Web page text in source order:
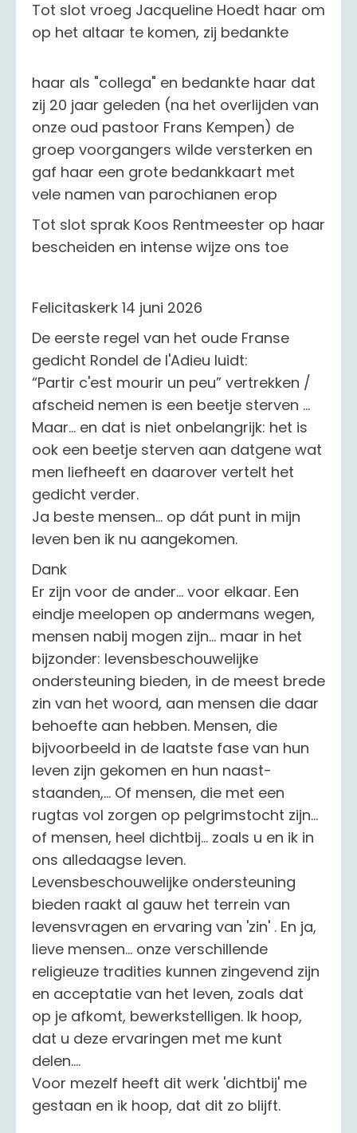
Tot slot vroeg Jacqueline Hoedt haar om
op het altaar te komen, zij bedankte
haar als "collega" en bedankte haar dat
zij 20 jaar geleden (na het overlijden van
onze oud pastoor Frans Kempen) de
groep voorgangers wilde versterken en
gaf haar een grote bedankkaart met
vele namen van parochianen erop
Tot slot sprak Koos Rentmeester op haar
bescheiden en intense wijze ons toe
Felicitaskerk 14 juni 2026
De eerste regel van het oude Franse
gedicht Rondel de l'Adieu luidt:
“Partir c'est mourir un peu” vertrekken /
afscheid nemen is een beetje sterven …
Maar... en dat is niet onbelangrijk: het is
ook een beetje sterven aan datgene wat
men liefheeft en daarover vertelt het
gedicht verder.
Ja beste mensen... op dát punt in mijn
leven ben ik nu aangekomen.
Dank
Er zijn voor de ander... voor elkaar. Een
eindje meelopen op andermans wegen,
mensen nabij mogen zijn... maar in het
bijzonder: levensbeschouwelijke
ondersteuning bieden, in de meest brede
zin van het woord, aan mensen die daar
behoefte aan hebben. Mensen, die
bijvoorbeeld in de laatste fase van hun
leven zijn gekomen en hun naast-
staanden,... Of mensen, die met een
rugtas vol zorgen op pelgrimstocht zijn...
of mensen, heel dichtbij... zoals u en ik in
ons alledaagse leven.
Levensbeschouwelijke ondersteuning
bieden raakt al gauw het terrein van
levensvragen en ervaring van 'zin' . En ja,
lieve mensen... onze verschillende
religieuze tradities kunnen zingevend zijn
en acceptatie van het leven, zoals dat
op je afkomt, bewerkstelligen. Ik hoop,
dat u deze ervaringen met me kunt
delen....
Voor mezelf heeft dit werk 'dichtbij' me
gestaan en ik hoop, dat dit zo blijft.